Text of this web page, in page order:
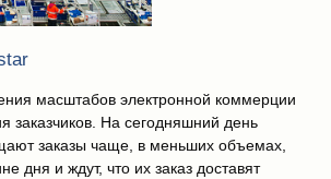
масштабов электронной коммерции
заказчиков. На сегодняшний день
заказы чаще, в меньших объемах,
дня и ждут, что их заказ доставят